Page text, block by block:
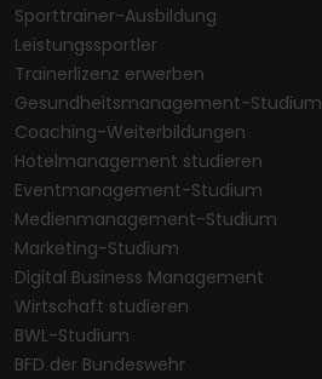
Sporttrainer-Ausbildung
Leistungssportler
Trainerlizenz erwerben
Gesundheitsmanagement-Studium
Coaching-Weiterbildungen
Hotelmanagement studieren
Eventmanagement-Studium
Medienmanagement-Studium
Marketing-Studium
Digital Business Management
Wirtschaft studieren
BWL-Studium
BFD der Bundeswehr